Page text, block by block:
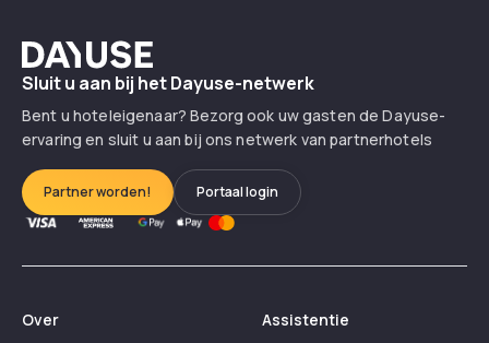
Dayuse
Sluit u aan bij het Dayuse-netwerk
Bent u hoteleigenaar? Bezorg ook uw gasten de Dayuse-
ervaring en sluit u aan bij ons netwerk van partnerhotels
Partner worden! Portaal login
Over Assistentie